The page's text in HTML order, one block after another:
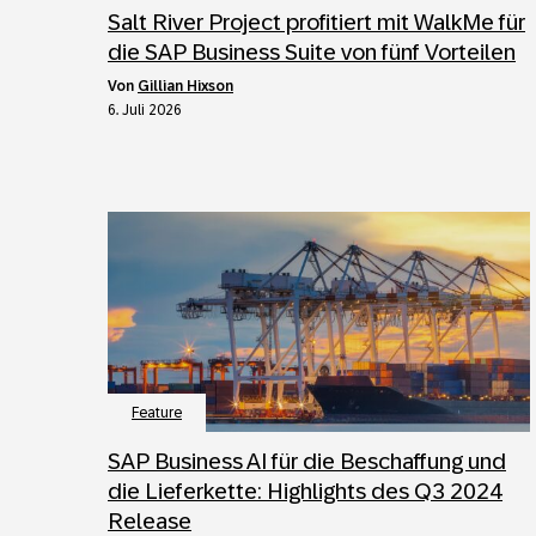
Salt River Project profitiert mit WalkMe für
die SAP Business Suite von fünf Vorteilen
von Gillian Hixson
6. Juli 2026
Feature
SAP Business AI für die Beschaffung und
die Lieferkette: Highlights des Q3 2024
Release